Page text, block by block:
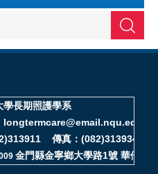
搜尋
學長期照護學系
longtermcare@email.nqu.edu.tw
傳真：(082)313934
金門縣金寧鄉大學路1號 華僑大